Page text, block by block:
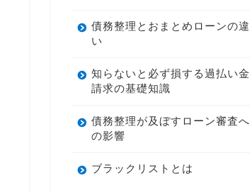
債務整理とおまとめローンの違
い
知らないと必ず損する過払い金
請求の基礎知識
債務整理が及ぼすローン審査へ
の影響
ブラックリストとは